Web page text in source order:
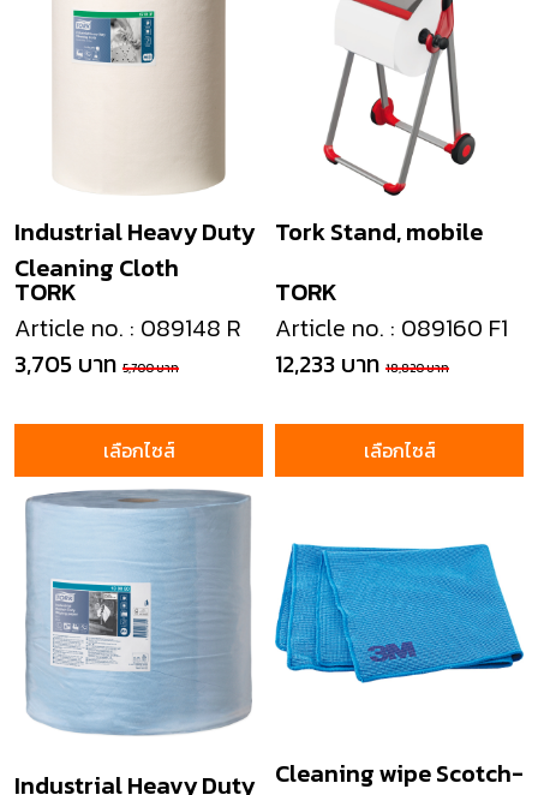
TORK
Industrial Heavy Duty
Cleaning Cloth
Article no. : 089148 R
3,705 บาท 5,700 บาท
เลือกไซส์
TORK
Tork Stand, mobile
Article no. : 089160 F1
12,233 บาท 18,820 บาท
เลือกไซส์
Industrial Heavy Duty Cleaning wipe Scotch-